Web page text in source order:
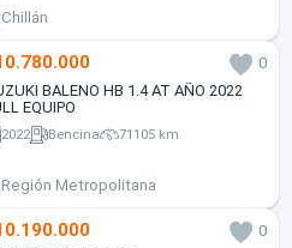
Chillán
0
BALENO HB 1.4 AT AÑO 2022
EQUIPO
2022 Bencina 71105 km
Región Metropolitana
0